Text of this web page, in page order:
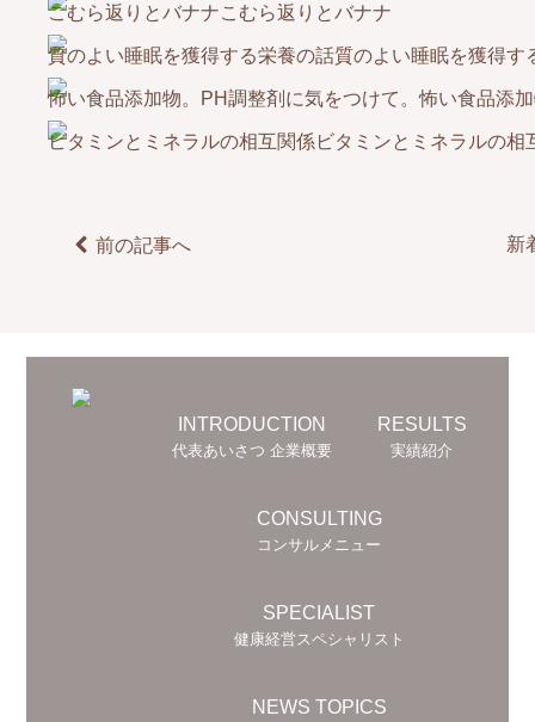
こむら返りとバナナ
質のよい睡眠を獲得す
怖い食品添
ビタミンとミネラルの相
前の記事へ 新
INTRODUCTION
代表あいさつ 企業概要
RESULTS
実績紹介
CONSULTING
コンサルメニュー
SPECIALIST
健康経営スペシャリスト
NEWS TOPICS